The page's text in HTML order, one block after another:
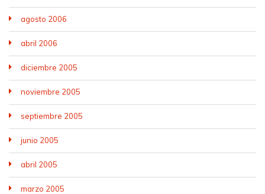
agosto 2006
abril 2006
diciembre 2005
noviembre 2005
septiembre 2005
junio 2005
abril 2005
marzo 2005